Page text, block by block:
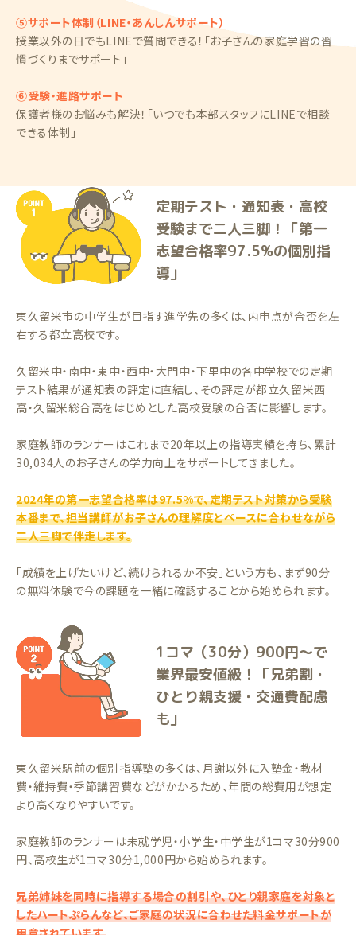
⑤サポート体制（LINE・あんしんサポート）
授業以外の日でもLINEで質問できる！「お子さんの家庭学習の習
慣づくりまでサポート」
⑥受験・進路サポート
保護者様のお悩みも解決！「いつでも本部スタッフにLINEで相談
できる体制」
定期テスト・通知表・高校
受験まで二人三脚！「第一
志望合格率97.5%の個別指
導」
東久留米市の中学生が目指す進学先の多くは、内申点が合否を左
右する都立高校です。
久留米中・南中・東中・西中・大門中・下里中の各中学校での定期
テスト結果が通知表の評定に直結し、その評定が都立久留米西
高・久留米総合高をはじめとした高校受験の合否に影響します。
家庭教師のランナーはこれまで20年以上の指導実績を持ち、累計
30,034人のお子さんの学力向上をサポートしてきました。
2024年の第一志望合格率は97.5%で、定期テスト対策から受験
本番まで、担当講師がお子さんの理解度とペースに合わせながら
二人三脚で伴走します。
「成績を上げたいけど、続けられるか不安」という方も、まず90分
の無料体験で今の課題を一緒に確認することから始められます。
1コマ（30分）900円〜で
業界最安値級！「兄弟割・
ひとり親支援・交通費配慮
も」
東久留米駅前の個別指導塾の多くは、月謝以外に入塾金・教材
費・維持費・季節講習費などがかかるため、年間の総費用が想定
より高くなりやすいです。
家庭教師のランナーは未就学児・小学生・中学生が1コマ30分900
円、高校生が1コマ30分1,000円から始められます。
兄弟姉妹を同時に指導する場合の割引や、ひとり親家庭を対象と
したハートぷらんなど、ご家庭の状況に合わせた料金サポートが